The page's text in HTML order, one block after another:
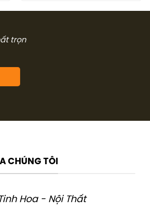
trọn
CHÚNG TÔI
Hoa - Nội Thất